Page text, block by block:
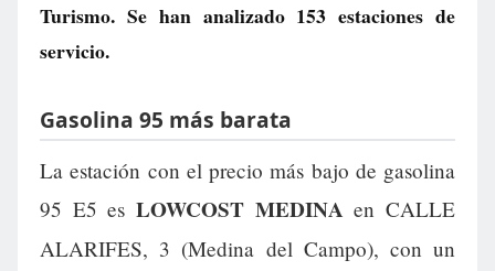
Turismo. Se han analizado 153 estaciones de
servicio.
Gasolina 95 más barata
La estación con el precio más bajo de gasolina
95 E5 es LOWCOST MEDINA en CALLE
ALARIFES, 3 (Medina del Campo), con un